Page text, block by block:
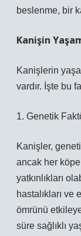
beslenme, bir
Kanişin
Kanişlerin
vardır. İşte bu
1. Genetik
Kanişler,
ancak her
yatkınlıkları
hastalıkları ve
ömrünü
süre sağlıklı